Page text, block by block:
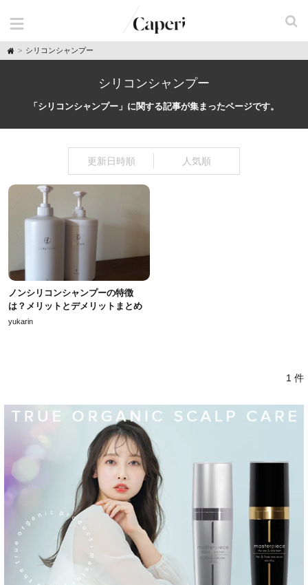
H
o
シリコンシャンプー
シリコンシャンプー
「シリコンシャンプー」に関する記事が集まったページです。
更新日時順 人気順
ノンシリコンシャンプーの特徴
は？メリットとデメリットまとめ
yukarin
1 件